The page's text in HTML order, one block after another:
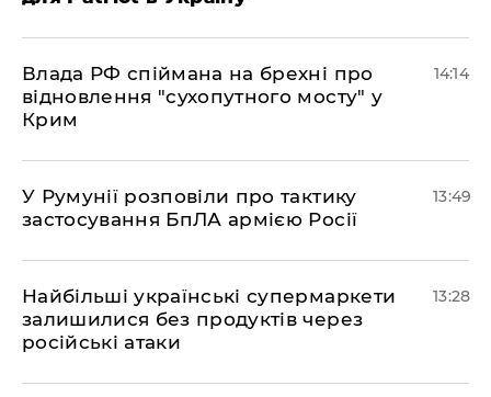
Влада РФ спіймана на брехні про
відновлення "сухопутного мосту" у
Крим
14:14
У Румунії розповіли про тактику
застосування БпЛА армією Росії
13:49
Найбільші українські супермаркети
залишилися без продуктів через
російські атаки
13:28